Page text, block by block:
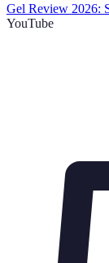
Gel Review 2026:
YouTube